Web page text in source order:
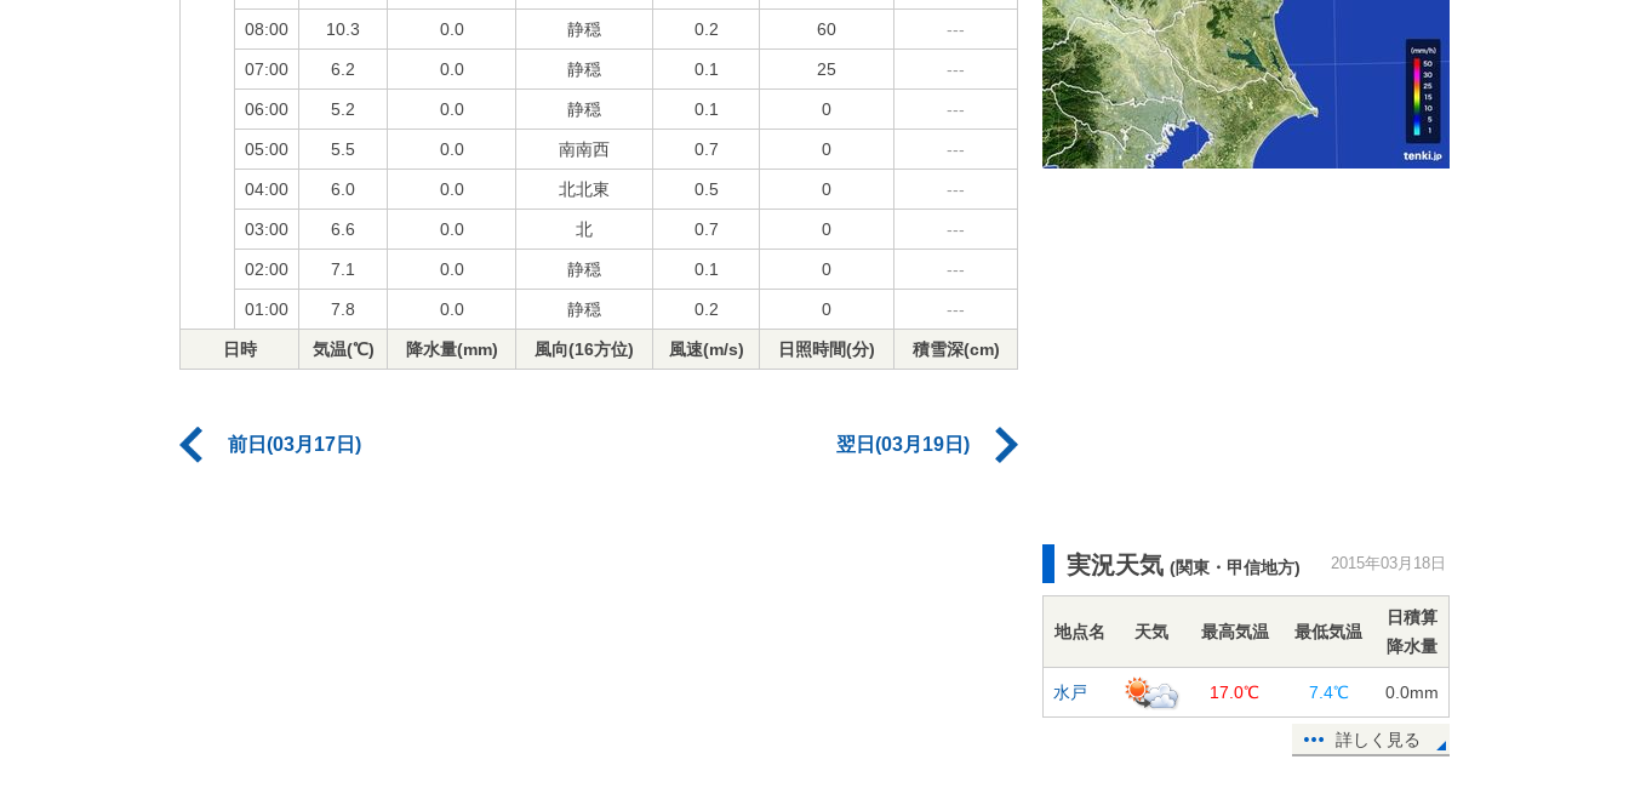
08:00 10.3 0.0 静穏 0.2 60 ---
07:00 6.2 0.0 静穏 0.1 25 ---
06:00 5.2 0.0 静穏 0.1 0 ---
05:00 5.5 0.0 南南西 0.7 0 ---
04:00 6.0 0.0 北北東 0.5 0 ---
03:00 6.6 0.0 北 0.7 0 ---
02:00 7.1 0.0 静穏 0.1 0 ---
01:00 7.8 0.0 静穏 0.2 0 ---
日時 気温(℃) 降水量(mm) 風向(16方位) 風速(m/s) 日照時間(分) 積雪深(cm)
前日(03月17日) 翌日(03月19日)
実況天気 (関東・甲信地方) 2015年03月18日
地点名 天気 最高気温 最低気温
日積算
降水量
水戸 17.0℃ 7.4℃ 0.0mm
詳しく見る